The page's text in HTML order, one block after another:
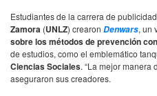
Estudiantes de la carrera de publicidad
Zamora (UNLZ) crearon Denwars, un
sobre los métodos de prevención
de estudios, como el emblemático
Ciencias Sociales. “La mejor manera
aseguraron sus creadores.